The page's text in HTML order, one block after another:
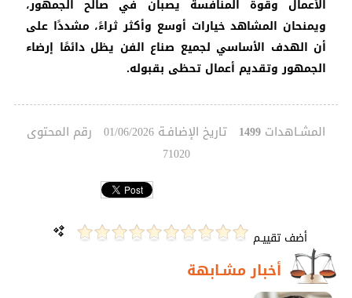
الأعمال وقوة المنافسة يصبان في صالح الجمهور،
ويمنحان المشاهد خيارات أوسع وأكثر ثراءً، مشددًا على
أن الهدف الأساسي لجميع صناع الفن يظل دائمًا إرضاء
الجمهور وتقديم أعمال تحظى بقبوله.
المشـاهدات 1499 تاريخ الإضافـة 01/06/2026 رقم المحتوى
71020
أضف تقييـم
أخبار مشـابهة